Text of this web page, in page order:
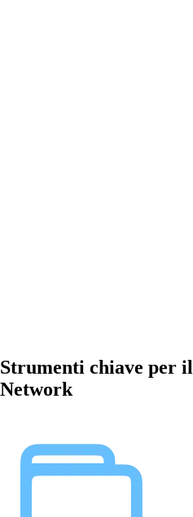
Strumenti chiave per
Network